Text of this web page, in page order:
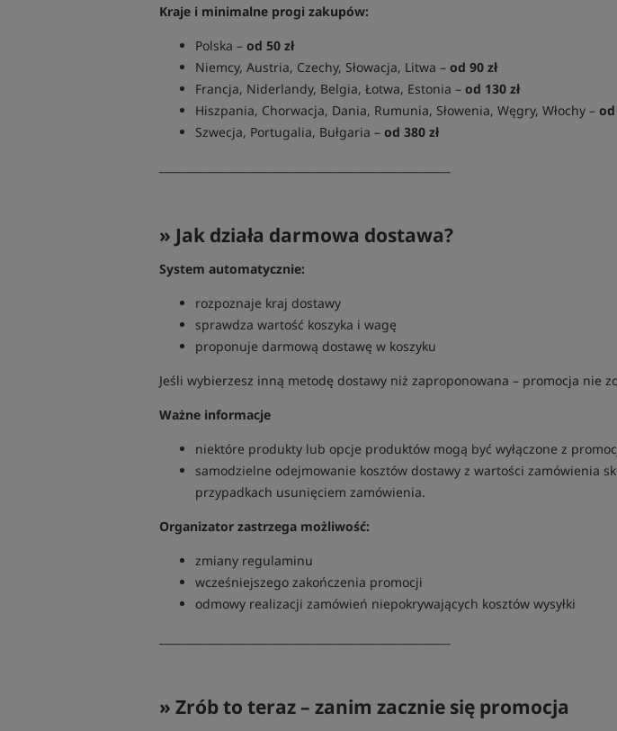
Kraje i minimalne progi zakupów:
Polska – od 50 zł
Niemcy, Austria, Czechy, Słowacja, Litwa – od 90 zł
Francja, Niderlandy, Belgia, Łotwa, Estonia – od 130 zł
Hiszpania, Chorwacja, Dania, Rumunia, Słowenia, Węgry, Włochy – od
Szwecja, Portugalia, Bułgaria – od 380 zł
» Jak działa darmowa dostawa?
System automatycznie:
rozpoznaje kraj dostawy
sprawdza wartość koszyka i wagę
proponuje darmową dostawę w koszyku
Jeśli wybierzesz inną metodę dostawy niż zaproponowana – promocja nie
Ważne informacje
niektóre produkty lub opcje produktów mogą być wyłączone z
samodzielne odejmowanie kosztów dostawy z wartości zamówienia
przypadkach usunięciem zamówienia.
Organizator zastrzega możliwość:
zmiany regulaminu
wcześniejszego zakończenia promocji
odmowy realizacji zamówień niepokrywających kosztów wysyłki
» Zrób to teraz – zanim zacznie się promocja